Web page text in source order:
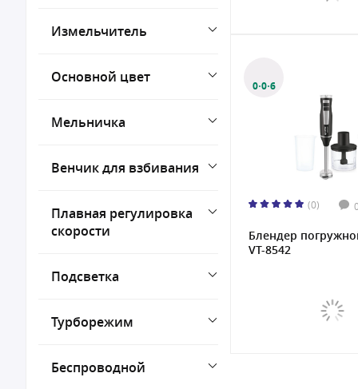
Измельчитель
Основной цвет
Мельничка
Венчик для взбивания
Плавная регулировка
скорости
Подсветка
Турборежим
Беспроводной
0·0·6
(0) 0
Блендер
VT-8542